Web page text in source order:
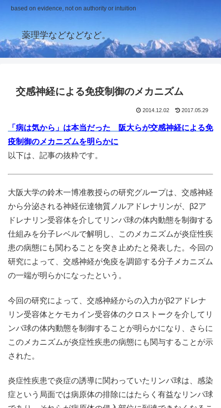
based on evidence, not on authority or intuition
薬理学などなどなど。
交感神経による免疫制御のメカニズム
2014.12.02 2017.05.29
「病は気から」は本当だった 阪大らが交感神経による免
疫制御のメカニズムを明らかに
以下は、記事の抜粋です。
大阪大学の鈴木一博准教授らの研究グループは、交感神経
から分泌される神経伝達物質ノルアドレナリンが、β2ア
ドレナリン受容体を介してリンパ球の体内動態を制御する
仕組みを分子レベルで解明し、このメカニズムが炎症性疾
患の病態にも関わることを突き止めたと発表した。今回の
研究によって、交感神経が免疫を調節する分子メカニズム
の一端が明らかになったという。
今回の研究によって、交感神経からの入力がβ2アドレナ
リン受容体とケモカイン受容体のクロストークを介してリ
ンパ球の体内動態を制御することが明らかになり、さらに
このメカニズムが炎症性疾患の病態にも関与することが示
された。
炎症性疾患で炎症の誘導に関わっていたリンパ球は、感染
症という局面では病原体の排除にはたらく有益なリンパ球